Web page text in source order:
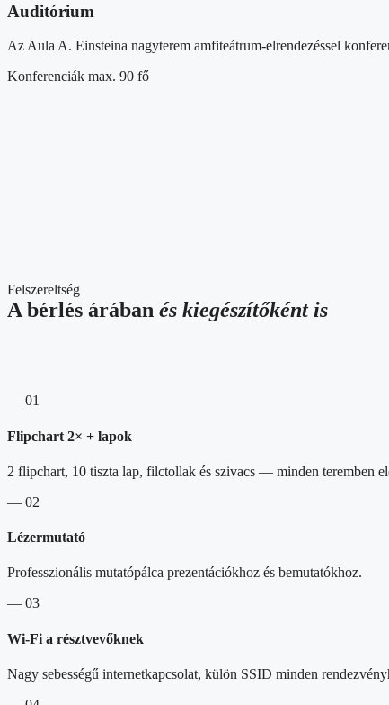
Auditórium
Az Aula A. Einsteina nagyterem amfiteátrum-elrendezéssel
Konferenciák max. 90 fő
Felszereltség
A bérlés árában és kiegészítőként is
— 01
Flipchart 2× + lapok
2 flipchart, 10 tiszta lap, filctollak és szivacs — minden teremben
— 02
Lézermutató
Professzionális mutatópálca prezentációkhoz és bemutatókhoz.
— 03
Wi-Fi a résztvevőknek
Nagy sebességű internetkapcsolat, külön SSID minden